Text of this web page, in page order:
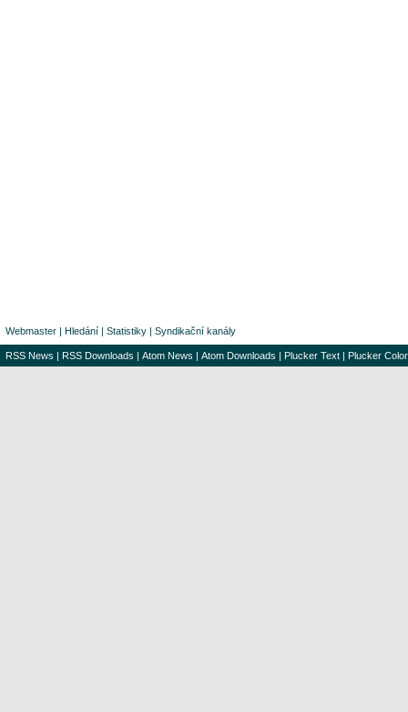
Webmaster | Hledání | Statistiky | Syndikační kanály
RSS News | RSS Downloads | Atom News | Atom Downloads | Plucker Text | Plucker Color